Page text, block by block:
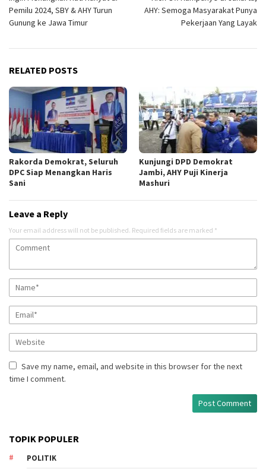
Pemilu 2024, SBY & AHY Turun
Gunung ke Jawa Timur
AHY: Semoga Masyarakat Punya
Pekerjaan Yang Layak
RELATED POSTS
Rakorda Demokrat, Seluruh
DPC Siap Menangkan Haris
Sani
Kunjungi DPD Demokrat
Jambi, AHY Puji Kinerja
Mashuri
Leave a Reply
Your email address will not be published. Required fields are marked *
Save my name, email, and website in this browser for the next
time I comment.
TOPIK POPULER
POLITIK